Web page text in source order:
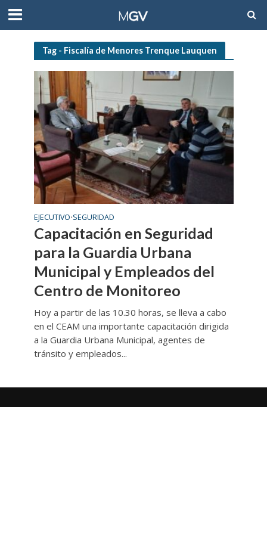
Tag - Fiscalía de Menores Trenque Lauquen
EJECUTIVO•SEGURIDAD
Capacitación en Seguridad
para la Guardia Urbana
Municipal y Empleados del
Centro de Monitoreo
Hoy a partir de las 10.30 horas, se lleva a cabo
en el CEAM una importante capacitación dirigida
a la Guardia Urbana Municipal, agentes de
tránsito y empleados...